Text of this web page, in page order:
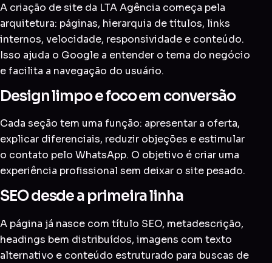
A criação de site da LTA Agência começa pela
arquitetura: páginas, hierarquia de títulos, links
internos, velocidade, responsividade e conteúdo.
Isso ajuda o Google a entender o tema do negócio
e facilita a navegação do usuário.
Design limpo e foco em conversão
Cada seção tem uma função: apresentar a oferta,
explicar diferenciais, reduzir objeções e estimular
o contato pelo WhatsApp. O objetivo é criar uma
experiência profissional sem deixar o site pesado.
SEO desde a primeira linha
A página já nasce com título SEO, metadescrição,
headings bem distribuídos, imagens com texto
alternativo e conteúdo estruturado para buscas de